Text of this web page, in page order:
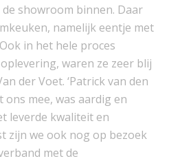
showroom binnen. Daar
namelijk eentje met
in het hele proces
waren ze zeer blij
der Voet. ‘Patrick van den
ons mee, was aardig en
leverde kwaliteit en
zijn we ook nog op bezoek
met de